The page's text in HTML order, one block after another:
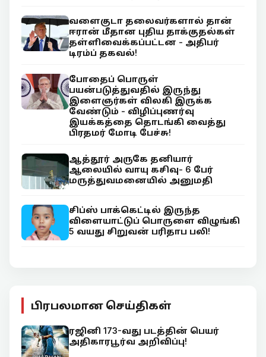
வளைகுடா தலைவர்களால் தான்
ஈரான் மீதான புதிய தாக்குதல்கள்
தள்ளிவைக்கப்பட்டன - அதிபர்
டிரம்ப் தகவல்!
போதைப் பொருள்
பயன்படுத்துவதில் இருந்து
இளைஞர்கள் விலகி இருக்க
வேண்டும் - விழிப்புணர்வு
இயக்கத்தை தொடங்கி வைத்து
பிரதமர் மோடி பேச்சு!
ஆத்தூர் அருகே தனியார்
ஆலையில் வாயு கசிவு- 6 பேர்
மருத்துவமனையில் அனுமதி
சிப்ஸ் பாக்கெட்டில் இருந்த
விளையாட்டுப் பொருளை விழுங்கி
5 வயது சிறுவன் பரிதாப பலி!
பிரபலமான செய்திகள்
ரஜினி 173-வது படத்தின் பெயர்
அதிகாரபூர்வ அறிவிப்பு!